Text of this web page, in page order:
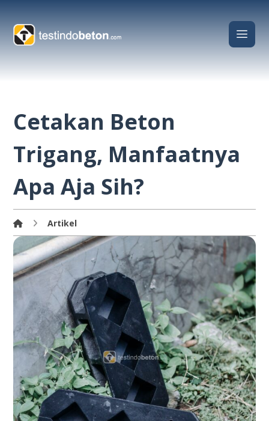
Cetakan Beton
Trigang, Manfaatnya
Apa Aja Sih?
Artikel